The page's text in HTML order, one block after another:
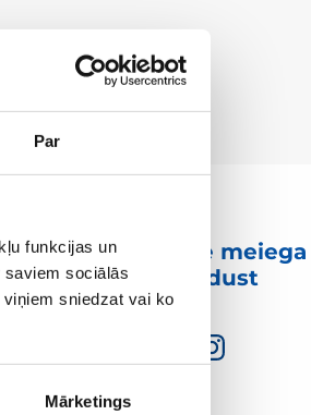
Par
funkcijas un
sociālās
sniedzat vai ko
Mārketings
Võtke meiega
ühendust